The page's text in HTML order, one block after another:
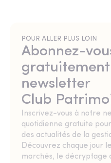
POUR ALLER PLUS LOIN
Abonnez-
newsletter
Club
Inscrivez-vous à notre
quotidienne gratuite
des actualités de la
Découvrez chaque jour
marchés, le décryptage